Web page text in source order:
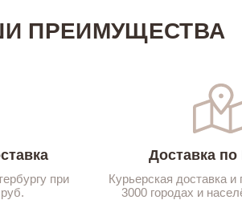
ПРЕИМУЩЕСТВА
при
Доставка по
Курьерская доставка
3000 городах и